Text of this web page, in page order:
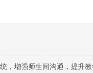
，增强师生间沟通，提升教